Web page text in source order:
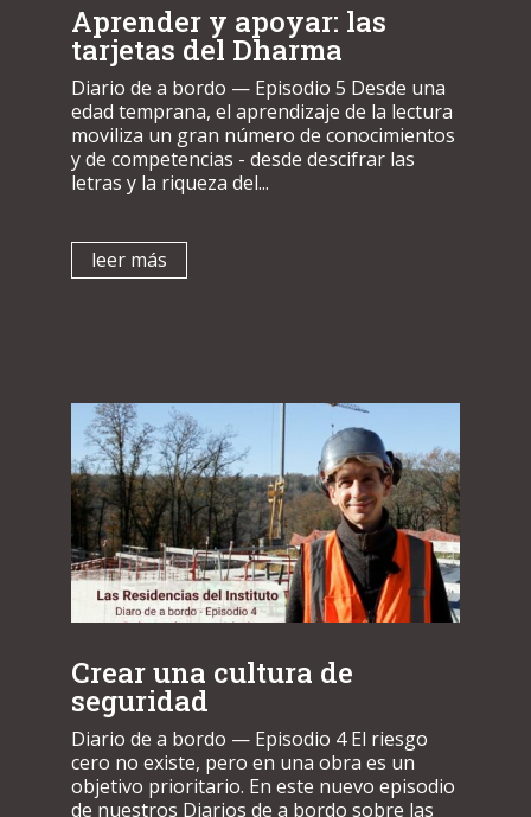
Aprender y apoyar: las
tarjetas del Dharma
Diario de a bordo — Episodio 5 Desde una
edad temprana, el aprendizaje de la lectura
moviliza un gran número de conocimientos
y de competencias - desde descifrar las
letras y la riqueza del...
leer más
Crear una cultura de
seguridad
Diario de a bordo — Episodio 4 El riesgo
cero no existe, pero en una obra es un
objetivo prioritario. En este nuevo episodio
de nuestros Diarios de a bordo sobre las